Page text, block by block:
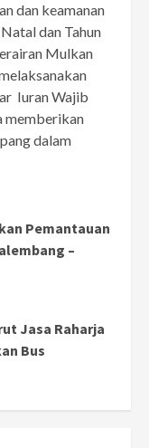
dan keamanan
dan Tahun
Mulkan
Iuran Wajib
memberikan
dalam
Pemantauan
–
Jasa Raharja
Bus